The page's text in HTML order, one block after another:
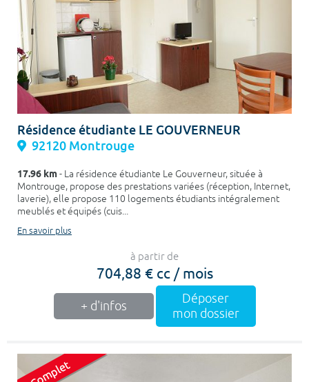
Résidence étudiante LE GOUVERNEUR
92120 Montrouge
17.96 km- La résidence étudiante Le Gouverneur, située à
Montrouge, propose des prestations variées (réception, Internet,
laverie), elle propose 110 logements étudiants intégralement
meublés et équipés (cuis...
En savoir plus
à partir de
704,88 € cc / mois
+ d'infos
Déposer
mon dossier